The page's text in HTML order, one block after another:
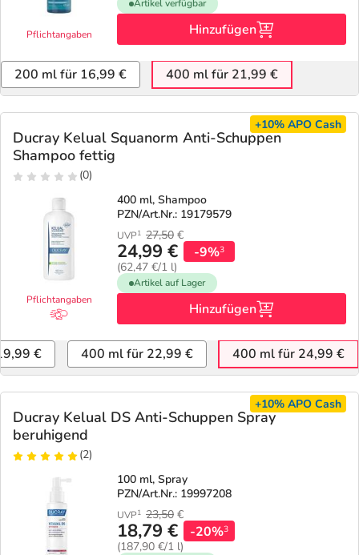
Pflichtangaben
Artikel verfügbar
Hinzufügen
200 ml für 16,99 € 400 ml für 21,99 €
Ducray Kelual Squanorm Anti-Schuppen
Shampoo fettig
(0)
+10% APO Cash
Pflichtangaben
400 ml, Shampoo
PZN/Art.Nr.: 19179579
UVP1 27,50 €
24,99 €
(62,47 €/1 l)
-9%3
Artikel auf Lager
Hinzufügen
€ 400 ml für 22,99 € 400 ml für 24,99 €
Ducray Kelual DS Anti-Schuppen Spray
beruhigend
(2)
+10% APO Cash
100 ml, Spray
PZN/Art.Nr.: 19997208
UVP1 23,50 €
18,79 €
(187,90 €/1 l)
-20%3